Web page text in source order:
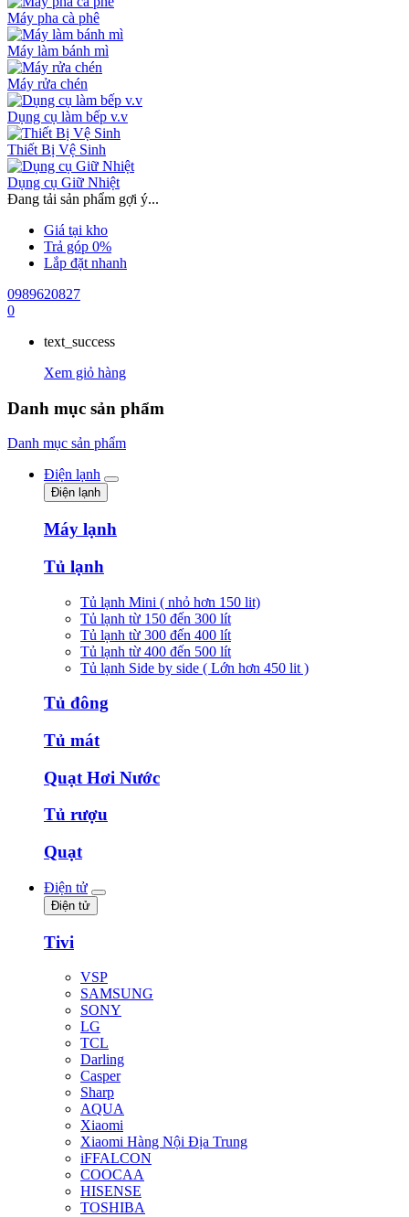
Máy pha cà phê
Máy làm bánh mì
Máy rửa chén
Dụng cụ làm bếp v.v
Thiết Bị Vệ Sinh
Dụng cụ Giữ Nhiệt
Đang tải sản phẩm gợi ý...
Giá tại kho
Trả góp 0%
Lắp đặt nhanh
0989620827
0
text_success
Xem giỏ hàng
Danh mục sản phẩm
Danh mục sản phẩm
Điện lạnh
Điện lạnh
Máy lạnh
Tủ lạnh
Tủ lạnh Mini ( nhỏ hơn 150 lit)
Tủ lạnh từ 150 đến 300 lít
Tủ lạnh từ 300 đến 400 lít
Tủ lạnh từ 400 đến 500 lít
Tủ lạnh Side by side ( Lớn hơn 450 lit )
Tủ đông
Tủ mát
Quạt Hơi Nước
Tủ rượu
Quạt
Điện tử
Điện tử
Tivi
VSP
SAMSUNG
SONY
LG
TCL
Darling
Casper
Sharp
AQUA
Xiaomi
Xiaomi Hàng Nội Địa Trung
iFFALCON
COOCAA
HISENSE
TOSHIBA